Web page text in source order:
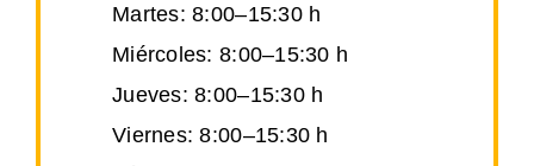
Martes: 8:00–15:30 h
Miércoles: 8:00–15:30 h
Jueves: 8:00–15:30 h
Viernes: 8:00–15:30 h